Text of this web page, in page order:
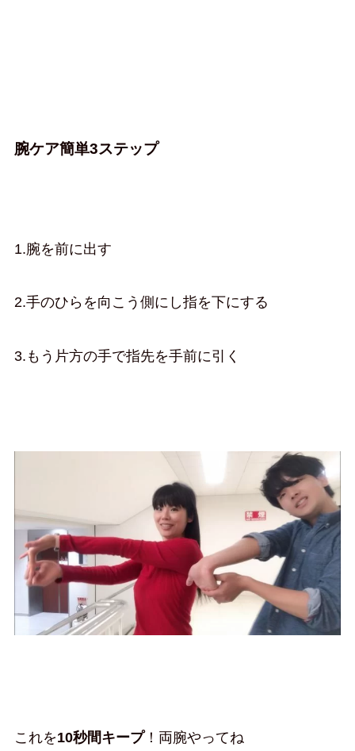
腕ケア簡単3ステップ
1.腕を前に出す
2.手のひらを向こう側にし指を下にする
3.もう片方の手で指先を手前に引く
これを10秒間キープ！両腕やってね